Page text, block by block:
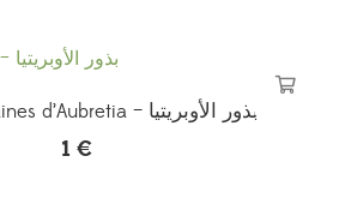
+/- 500 Graines d’Aubretia – بذور الأوبريتيا
1 €